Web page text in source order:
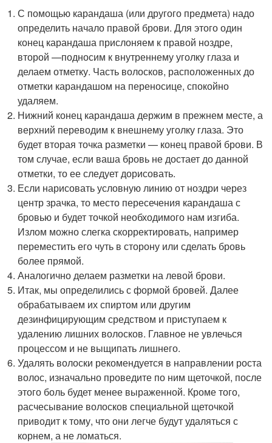
С помощью карандаша (или другого предмета) надо
определить начало правой брови. Для этого один
конец карандаша прислоняем к правой ноздре,
второй —подносим к внутреннему уголку глаза и
делаем отметку. Часть волосков, расположенных до
отметки карандашом на переносице, спокойно
удаляем.
Нижний конец карандаша держим в прежнем месте, а
верхний переводим к внешнему уголку глаза. Это
будет вторая точка разметки — конец правой брови. В
том случае, если ваша бровь не достает до данной
отметки, то ее следует дорисовать.
Если нарисовать условную линию от ноздри через
центр зрачка, то место пересечения карандаша с
бровью и будет точкой необходимого нам изгиба.
Излом можно слегка скорректировать, например
переместить его чуть в сторону или сделать бровь
более прямой.
Аналогично делаем разметки на левой брови.
Итак, мы определились с формой бровей. Далее
обрабатываем их спиртом или другим
дезинфицирующим средством и приступаем к
удалению лишних волосков. Главное не увлечься
процессом и не выщипать лишнего.
Удалять волоски рекомендуется в направлении роста
волос, изначально проведите по ним щеточкой, после
этого боль будет менее выраженной. Кроме того,
расчесывание волосков специальной щеточкой
приводит к тому, что они легче будут удаляться с
корнем, а не ломаться.